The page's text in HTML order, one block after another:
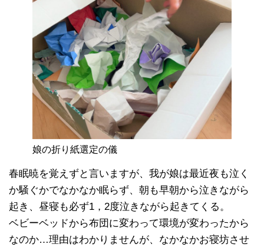
娘の折り紙選定の儀
春眠暁を覚えずと言いますが、我が娘は最近夜も泣く
か騒ぐかでなかなか眠らず、朝も早朝から泣きながら
起き、昼寝も必ず1，2度泣きながら起きてくる。
ベビーベッドから布団に変わって環境が変わったから
なのか…理由はわかりませんが、なかなかお寝坊させ